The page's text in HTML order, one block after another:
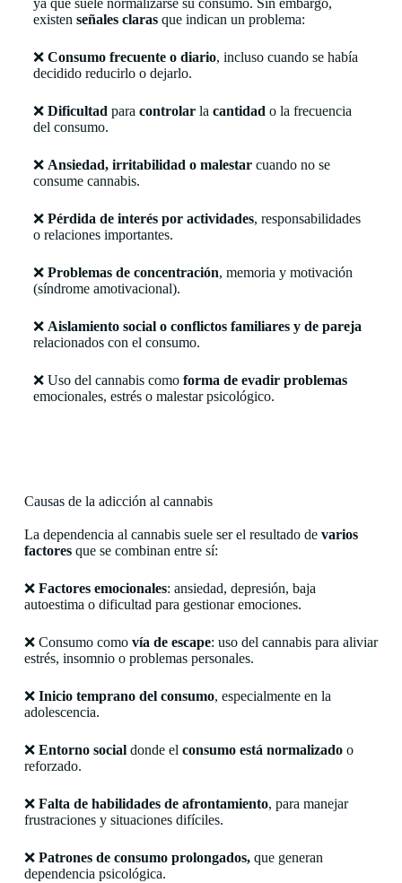
ya que suele normalizarse su consumo. Sin embargo,
existen señales clarasque indican un problema:
❌ Consumo frecuente o diario, incluso cuando se había
decidido reducirlo o dejarlo.
❌ Dificultad para controlarla cantidad o la frecuencia
del consumo.
❌ Ansiedad, irritabilidad o malestarcuando no se
consume cannabis.
❌ Pérdida de interés por actividades, responsabilidades
o relaciones importantes.
❌Problemas de concentración, memoria y motivación
(síndrome amotivacional).
❌ Aislamiento social o conflictos familiares y de pareja
relacionados con el consumo.
❌ Uso del cannabis como forma de evadir problemas
emocionales, estrés o malestar psicológico.
Causas de la adicción al cannabis
La dependencia al cannabis suele ser el resultado de varios
factoresque se combinan entre sí:
❌ Factores emocionales: ansiedad, depresión, baja
autoestima o dificultad para gestionar emociones.
❌ Consumo como vía de escape: uso del cannabis para aliviar
estrés, insomnio o problemas personales.
❌ Inicio temprano del consumo, especialmente en la
adolescencia.
❌ Entorno socialdonde el consumo está normalizadoo
reforzado.
❌ Falta de habilidades de afrontamiento, para manejar
frustraciones y situaciones difíciles.
❌ Patrones de consumo prolongados,que generan
dependencia psicológica.